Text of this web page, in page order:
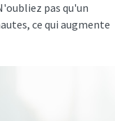
pas qu'un
ce qui augmente